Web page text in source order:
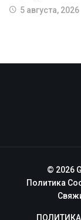
5 августа, 2026
© 2026
Политика
ПОЛИТИКА